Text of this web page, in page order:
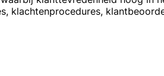
klachtenprocedures,